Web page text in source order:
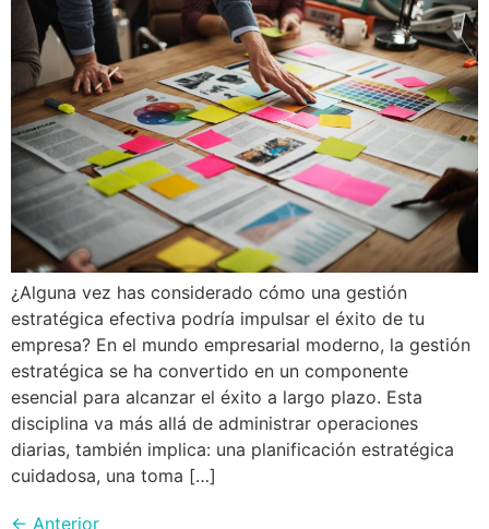
¿Alguna vez has considerado cómo una gestión
estratégica efectiva podría impulsar el éxito de tu
empresa? En el mundo empresarial moderno, la gestión
estratégica se ha convertido en un componente
esencial para alcanzar el éxito a largo plazo. Esta
disciplina va más allá de administrar operaciones
diarias, también implica: una planificación estratégica
cuidadosa, una toma […]
← Anterior